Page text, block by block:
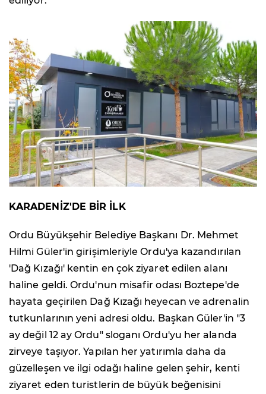
KARADENİZ'DE BİR İLK
Ordu Büyükşehir Belediye Başkanı Dr. Mehmet
Hilmi Güler'in girişimleriyle Ordu'ya kazandırılan
'Dağ Kızağı' kentin en çok ziyaret edilen alanı
haline geldi. Ordu'nun misafir odası Boztepe'de
hayata geçirilen Dağ Kızağı heyecan ve adrenalin
tutkunlarının yeni adresi oldu. Başkan Güler'in "3
ay değil 12 ay Ordu" sloganı Ordu'yu her alanda
zirveye taşıyor. Yapılan her yatırımla daha da
güzelleşen ve ilgi odağı haline gelen şehir, kenti
ziyaret eden turistlerin de büyük beğenisini